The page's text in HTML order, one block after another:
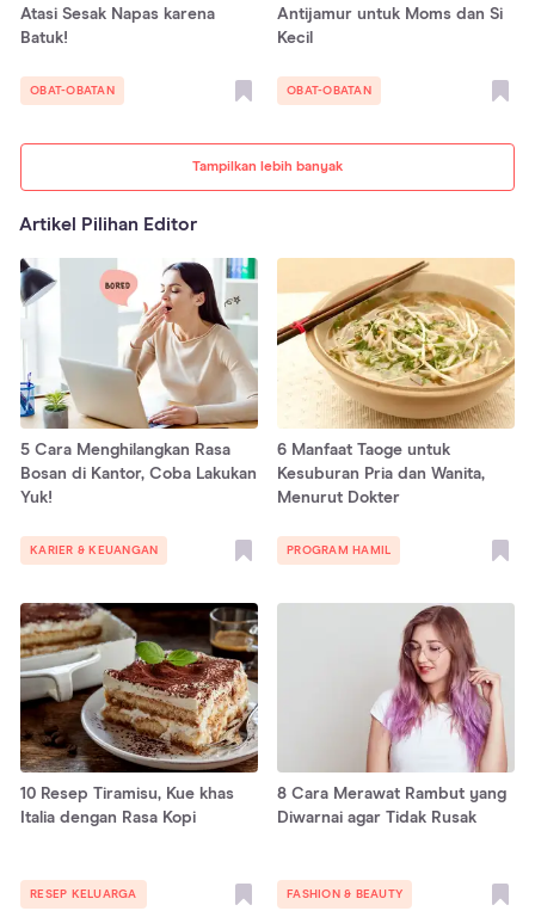
Tampilkan lebih banyak
Atasi Sesak Napas karena
Batuk!
OBAT-OBATAN
Antijamur untuk Moms dan Si
Kecil
OBAT-OBATAN
Artikel Pilihan Editor
5 Cara Menghilangkan Rasa
Bosan di Kantor, Coba Lakukan
Yuk!
KARIER & KEUANGAN
6 Manfaat Taoge untuk
Kesuburan Pria dan Wanita,
Menurut Dokter
PROGRAM HAMIL
10 Resep Tiramisu, Kue khas
Italia dengan Rasa Kopi
RESEP KELUARGA
8 Cara Merawat Rambut yang
Diwarnai agar Tidak Rusak
FASHION & BEAUTY